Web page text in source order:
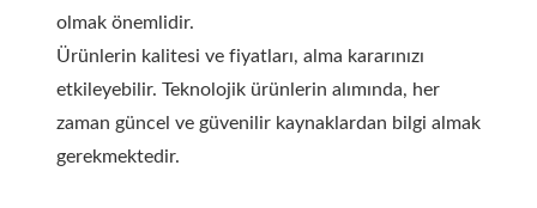
olmak önemlidir.
Ürünlerin kalitesi ve fiyatları, alma kararınızı
etkileyebilir. Teknolojik ürünlerin alımında, her
zaman güncel ve güvenilir kaynaklardan bilgi almak
gerekmektedir.